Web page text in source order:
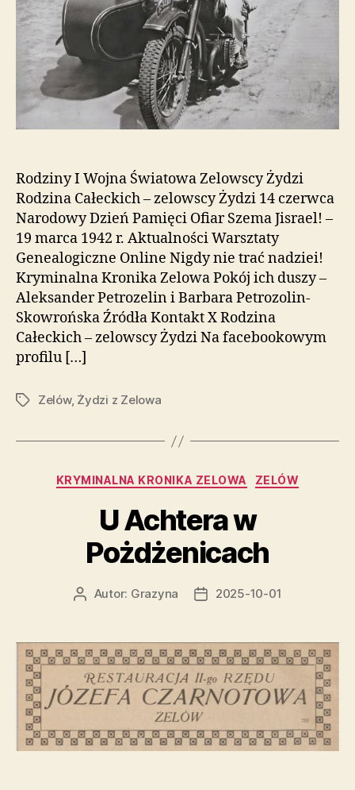
Rodziny I Wojna Światowa Zelowscy Żydzi
Rodzina Całeckich – zelowscy Żydzi 14 czerwca
Narodowy Dzień Pamięci Ofiar Szema Jisrael! –
19 marca 1942 r. Aktualności Warsztaty
Genealogiczne Online Nigdy nie trać nadziei!
Kryminalna Kronika Zelowa Pokój ich duszy –
Aleksander Petrozelin i Barbara Petrozolin-
Skowrońska Źródła Kontakt X Rodzina
Całeckich – zelowscy Żydzi Na facebookowym
profilu […]
TagiZelów, Żydzi z Zelowa
Kategorie
KRYMINALNA KRONIKA ZELOWA ZELÓW
U Achtera w
Pożdżenicach
AutorAutor: Grazyna
Data2025-10-01